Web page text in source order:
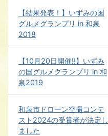
【結果発表！】いずみの国
グルメグランプリ in 和泉
2018
【10月20日開催!!】いずみ
の国グルメグランプリ in 和
泉2019
和泉市ドローン空撮コンテ
スト2024の受賞者が決定し
ました